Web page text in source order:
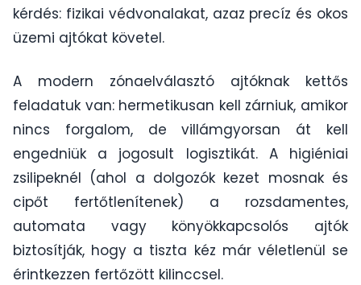
kérdés: fizikai védvonalakat, azaz precíz és okos
üzemi ajtókat követel.
A modern zónaelválasztó ajtóknak kettős
feladatuk van: hermetikusan kell zárniuk, amikor
nincs forgalom, de villámgyorsan át kell
engedniük a jogosult logisztikát. A higiéniai
zsilipeknél (ahol a dolgozók kezet mosnak és
cipőt fertőtlenítenek) a rozsdamentes,
automata vagy könyökkapcsolós ajtók
biztosítják, hogy a tiszta kéz már véletlenül se
érintkezzen fertőzött kilinccsel.